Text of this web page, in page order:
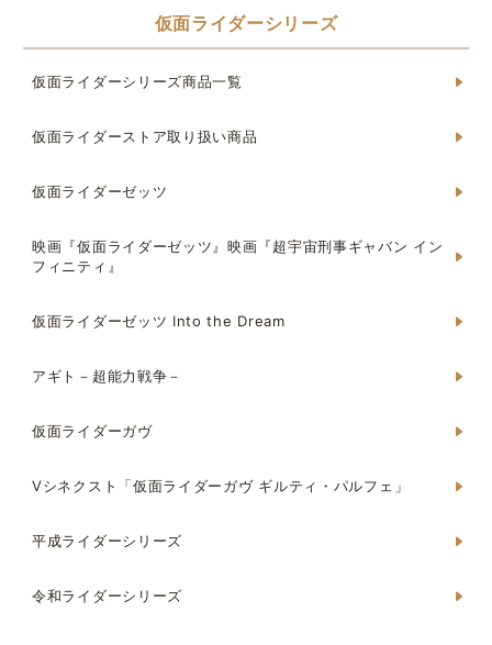
仮面ライダーシリーズ
仮面ライダーシリーズ商品一覧
仮面ライダーストア取り扱い商品
仮面ライダーゼッツ
映画『仮面ライダーゼッツ』映画『超宇宙刑事ギャバン イン
フィニティ』
仮面ライダーゼッツ Into the Dream
アギト－超能力戦争－
仮面ライダーガヴ
Vシネクスト「仮面ライダーガヴ ギルティ・パルフェ」
平成ライダーシリーズ
令和ライダーシリーズ